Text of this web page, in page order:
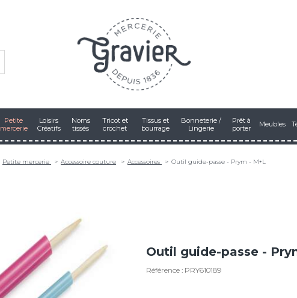
Petite
mercerie
Loisirs
Créatifs
Noms
tissés
Tricot et
crochet
Tissus et
bourrage
Bonneterie /
Lingerie
Prêt à
porter
Meubles
Petite mercerie Accessoire couture Accessoires Outil guide-passe - Prym - M+L
Outil guide-passe -
Référence : PRY610189